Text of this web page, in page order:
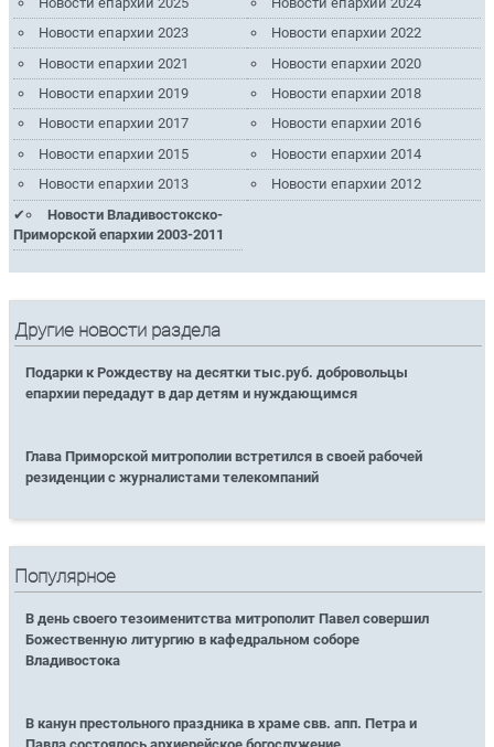
Новости епархии 2023
Новости епархии 2022
Новости епархии 2021
Новости епархии 2020
Новости епархии 2019
Новости епархии 2018
Новости епархии 2017
Новости епархии 2016
Новости епархии 2015
Новости епархии 2014
Новости епархии 2013
Новости епархии 2012
Новости Владивостокско-
Приморской епархии 2003-2011
Другие новости раздела
Подарки к Рождеству на десятки тыс.руб. добровольцы
епархии передадут в дар детям и нуждающимся
Глава Приморской митрополии встретился в своей рабочей
резиденции с журналистами телекомпаний
Популярное
В день своего тезоименитства митрополит Павел совершил
Божественную литургию в кафедральном соборе
Владивостока
В канун престольного праздника в храме свв. апп. Петра и